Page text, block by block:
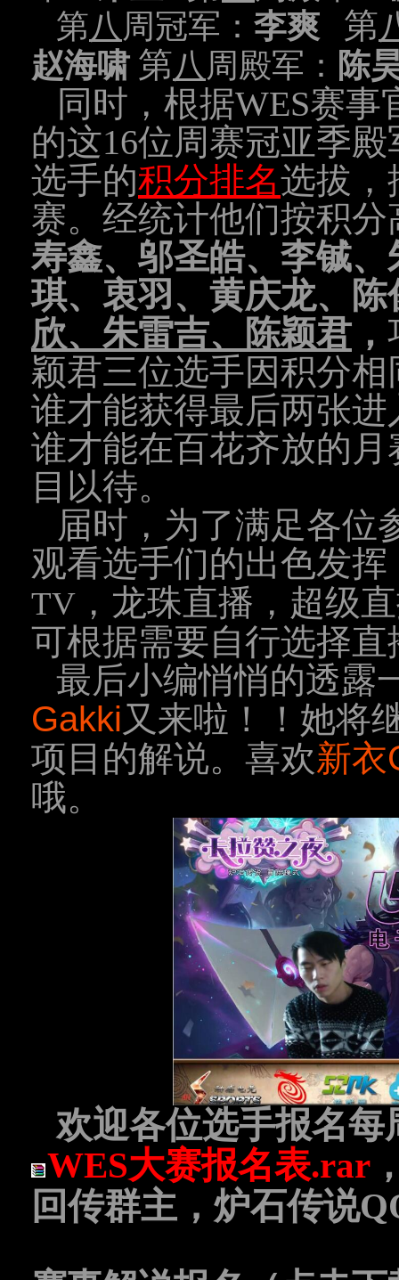
第八 周冠军： 李爽 第
赵海啸 第八 周殿军： 陈
同时，根据WES赛事
的这16位周赛冠亚季
选手的积分排名选拔，
赛。经统计他们按积
寿鑫、邬圣皓、李铖
琪、衷羽、黄庆龙、
欣、朱雷吉、陈颖君 ，
颖君三位选手因积分
谁才能获得最后两张进
谁才能在百花齐放的
目以待。
届时，为了满足各位
观看选手们的出色发
TV ，龙珠直播，超级
可根据需要自行选择
最后小编悄悄的透露
Gakki又来啦！！她将
项目的解说。喜欢新衣
哦。
欢迎各位选手报名
WES大赛报名表.rar
回传群主，炉石传说